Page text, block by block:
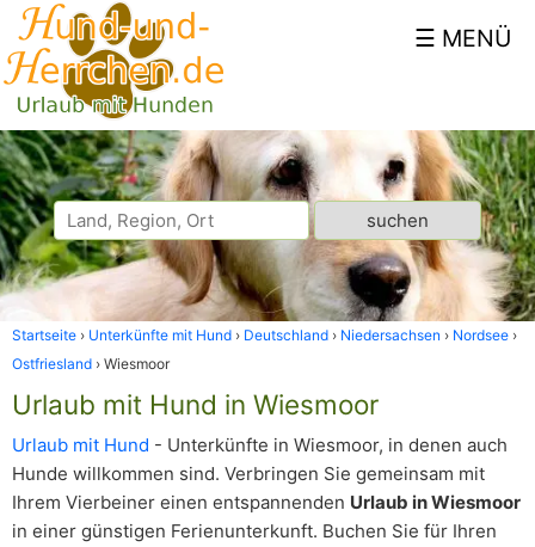
Startseite Unterkünfte mit Hund Deutschland Niedersachsen
Nordsee
Ostfriesland
Wiesmoor
Urlaub mit Hund in Wiesmoor
Urlaub mit Hund - Unterkünfte in Wiesmoor, in denen auch
Hunde willkommen sind. Verbringen Sie gemeinsam mit
Ihrem Vierbeiner einen entspannenden Urlaub in Wiesmoor
in einer günstigen Ferienunterkunft. Buchen Sie für Ihren